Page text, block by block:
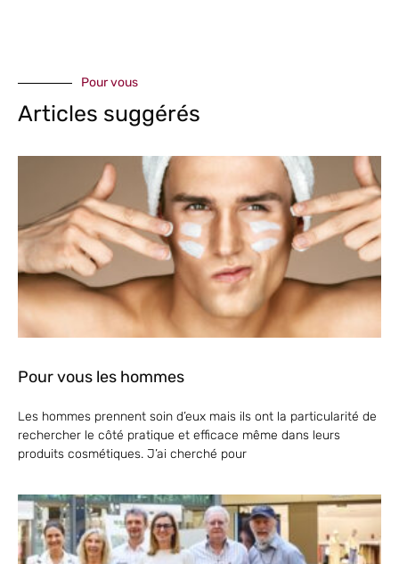
Pour vous
Articles suggérés
Pour vous les hommes
Les hommes prennent soin d’eux mais ils ont la particularité de
rechercher le côté pratique et efficace même dans leurs
produits cosmétiques. J’ai cherché pour